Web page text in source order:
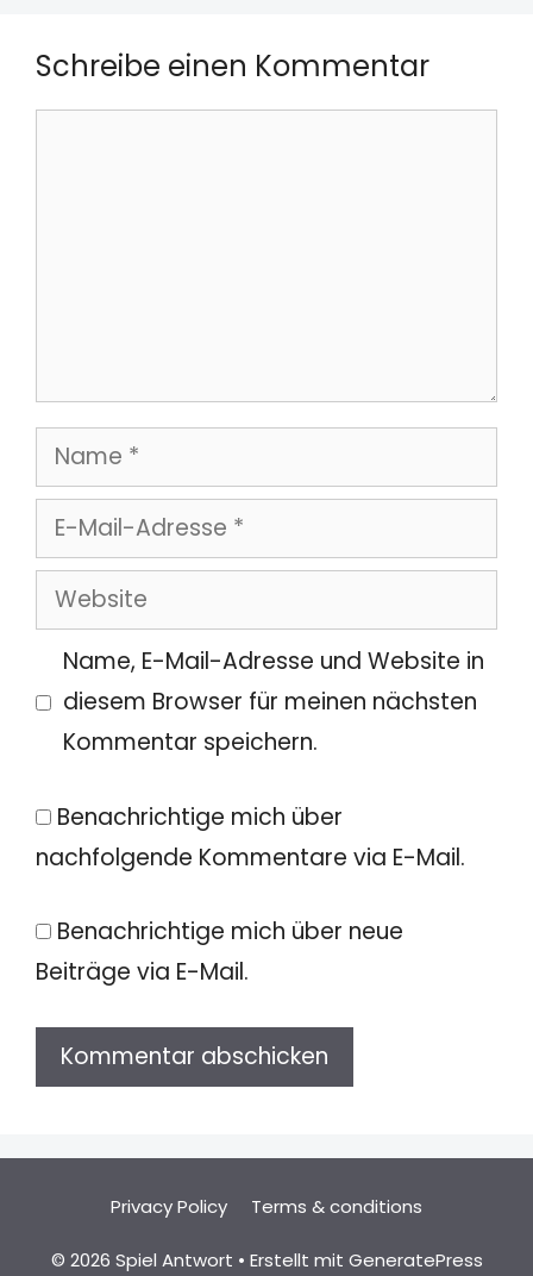
Schreibe einen Kommentar
Name
E-
Mail-
Adresse
Website
Name, E-Mail-Adresse und Website in
diesem Browser für meinen nächsten
Kommentar speichern.
Benachrichtige mich über
nachfolgende Kommentare via E-Mail.
Benachrichtige mich über neue
Beiträge via E-Mail.
Privacy Policy Terms & conditions
© 2026 Spiel Antwort • Erstellt mit GeneratePress